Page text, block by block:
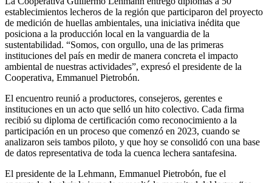
establecimientos lecheros de la región que participaron del proyecto
de medición de huellas ambientales, una iniciativa inédita que
posiciona a la producción local en la vanguardia de la
sustentabilidad. “Somos, con orgullo, una de las primeras
instituciones del país en medir de manera concreta el impacto
ambiental de nuestras actividades”, expresó el presidente de la
Cooperativa, Emmanuel Pietrobón.
El encuentro reunió a productores, consejeros, gerentes e
instituciones en un acto que selló un hito colectivo. Cada firma
recibió su diploma de certificación como reconocimiento a la
participación en un proceso que comenzó en 2023, cuando se
analizaron seis tambos piloto, y que hoy se consolidó con una base
de datos representativa de toda la cuenca lechera santafesina.
El presidente de la Lehmann, Emmanuel Pietrobón, fue el